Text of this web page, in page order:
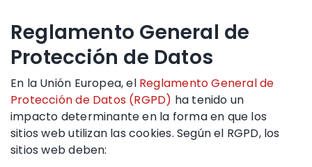
Reglamento General de
Protección de Datos
En la Unión Europea, el Reglamento General de
Protección de Datos (RGPD) ha tenido un
impacto determinante en la forma en que los
sitios web utilizan las cookies. Según el RGPD, los
sitios web deben: